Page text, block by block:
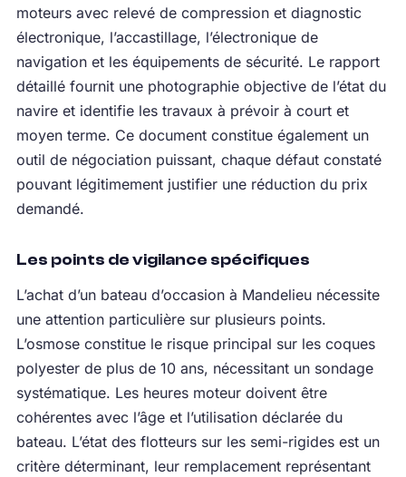
moteurs avec relevé de compression et diagnostic
électronique, l’accastillage, l’électronique de
navigation et les équipements de sécurité. Le rapport
détaillé fournit une photographie objective de l’état du
navire et identifie les travaux à prévoir à court et
moyen terme. Ce document constitue également un
outil de négociation puissant, chaque défaut constaté
pouvant légitimement justifier une réduction du prix
demandé.
Les points de vigilance spécifiques
L’achat d’un bateau d’occasion à Mandelieu nécessite
une attention particulière sur plusieurs points.
L’osmose constitue le risque principal sur les coques
polyester de plus de 10 ans, nécessitant un sondage
systématique. Les heures moteur doivent être
cohérentes avec l’âge et l’utilisation déclarée du
bateau. L’état des flotteurs sur les semi-rigides est un
critère déterminant, leur remplacement représentant